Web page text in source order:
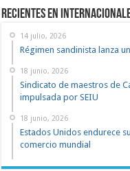
Recientes en
14 julio, 2026
Régimen sandinista lanza
18 junio, 2026
Sindicato de maestros de
impulsada por SEIU
18 junio, 2026
Estados Unidos endurece
comercio mundial